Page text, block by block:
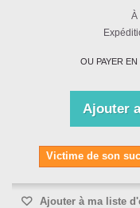
À
OU PAYER EN
Ajouter
Victime de son
Ajouter à ma liste